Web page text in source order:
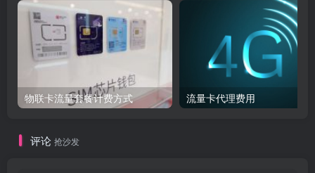
物联卡流量套餐计费方式 流量卡代理费用
评论 抢沙发